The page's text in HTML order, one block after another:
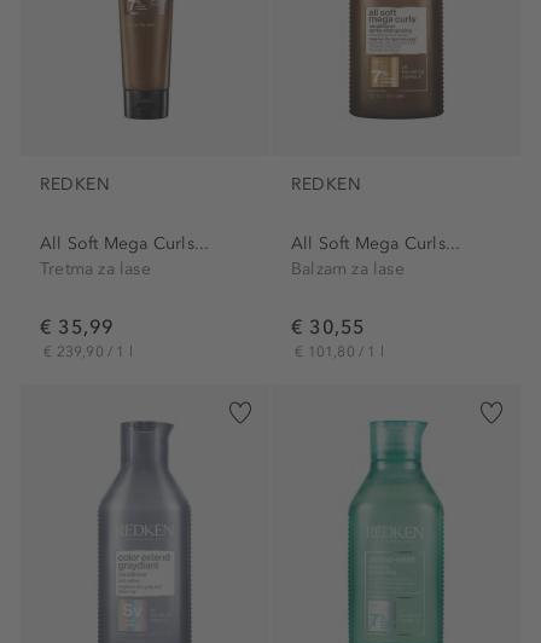
REDKEN
All Soft Mega Curls...
Tretma za lase
€ 35,99
€ 239,90 / 1 l
REDKEN
All Soft Mega Curls...
Balzam za lase
€ 30,55
€ 101,80 / 1 l